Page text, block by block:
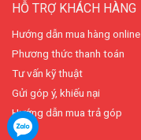
HỖ TRỢ KHÁCH HÀNG
Hướng dẫn mua hàng online
Phương thức thanh toán
Tư vấn kỹ thuật
Gửi góp ý, khiếu nại
Hướng dẫn mua trả góp